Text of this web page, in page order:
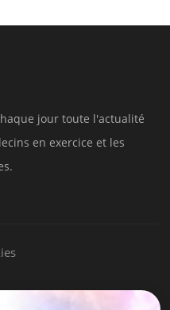
jour toute l'actualité
en exercice et les